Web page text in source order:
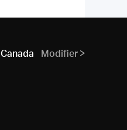
Canada Modifier